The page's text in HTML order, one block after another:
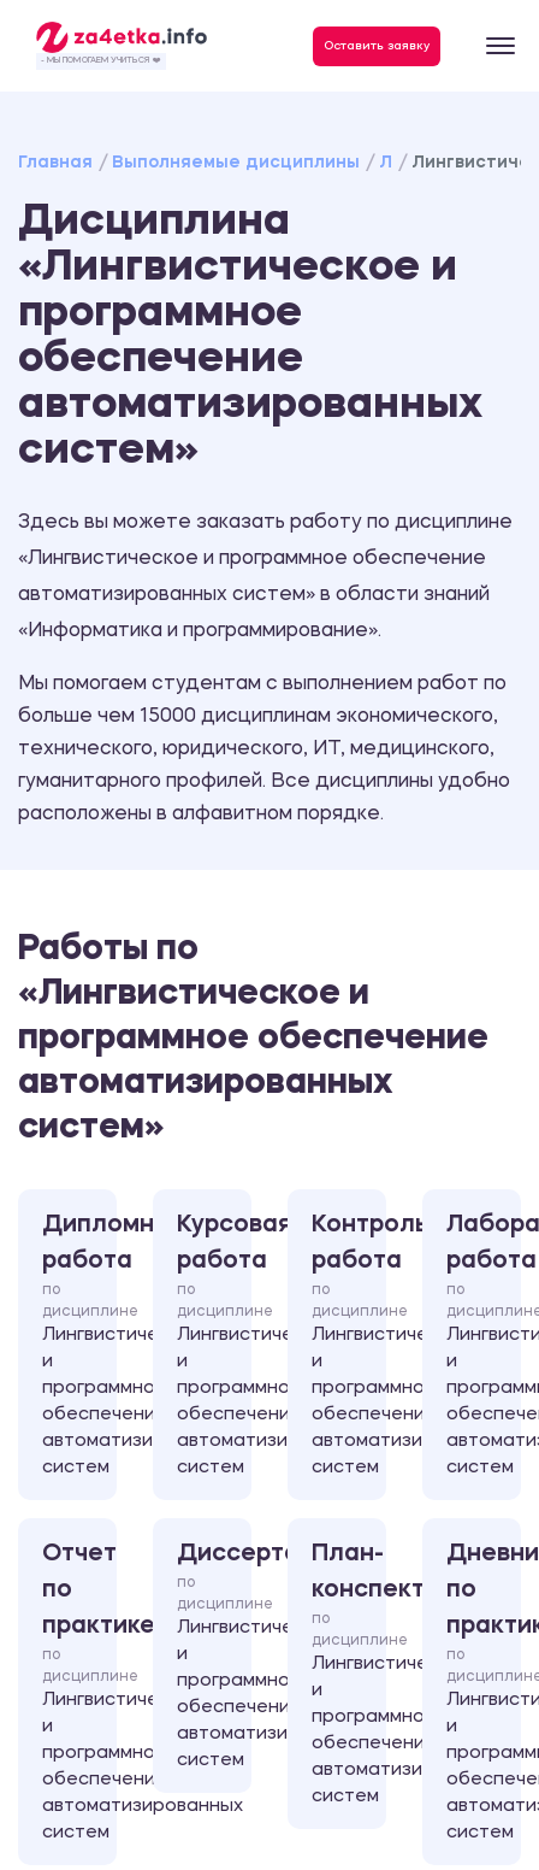
- МЫ ПОМОГАЕМ УЧИТЬСЯ ❤️
Оставить заявку
Главная Выполняемые дисциплины Л
Дисциплина
«Лингвистическое и
программное
обеспечение
автоматизированных
систем»
Здесь вы можете заказать работу по дисциплине
«Лингвистическое и программное обеспечение
автоматизированных систем» в области знаний
«Информатика и программирование».
Мы помогаем студентам с выполнением работ по
больше чем 15000 дисциплинам экономического,
технического, юридического, ИТ, медицинского,
гуманитарного профилей. Все дисциплины удобно
расположены в алфавитном порядке.
Работы по
«Лингвистическое и
программное обеспечение
автоматизированных
систем»
Дипломная
работа
по
дисциплине
Лингвистическое
и
программное
обеспечение
автоматизированных
систем
Курсовая
работа
по
дисциплине
Лингвистическое
и
программное
обеспечение
автоматизированных
систем
Контрольная
работа
по
дисциплине
Лингвистическое
и
программное
обеспечение
автоматизированных
систем
работа
по
и
систем
Отчет
по
практике
по
дисциплине
Лингвистическое
и
программное
обеспечение
автоматизированных
систем
Диссертация
по
дисциплине
Лингвистическое
и
программное
обеспечение
автоматизированных
систем
План-
конспект
по
дисциплине
Лингвистическое
и
программное
обеспечение
автоматизированных
систем
по
по
и
систем